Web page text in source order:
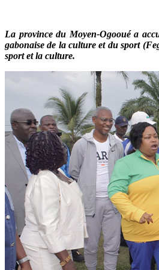
La province du Moyen-Ogooué a
gabonaise de la culture et du sport
sport et la culture.